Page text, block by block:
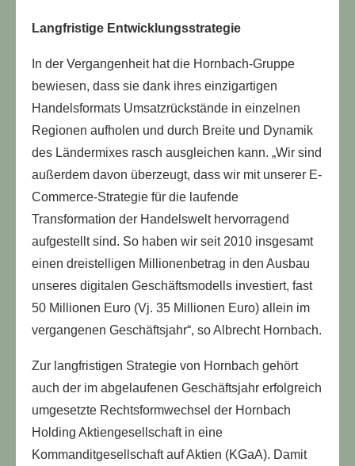
Langfristige Entwicklungsstrategie
In der Vergangenheit hat die Hornbach-Gruppe
bewiesen, dass sie dank ihres einzigartigen
Handelsformats Umsatzrückstände in einzelnen
Regionen aufholen und durch Breite und Dynamik
des Ländermixes rasch ausgleichen kann. „Wir sind
außerdem davon überzeugt, dass wir mit unserer E-
Commerce-Strategie für die laufende
Transformation der Handelswelt hervorragend
aufgestellt sind. So haben wir seit 2010 insgesamt
einen dreistelligen Millionenbetrag in den Ausbau
unseres digitalen Geschäftsmodells investiert, fast
50 Millionen Euro (Vj. 35 Millionen Euro) allein im
vergangenen Geschäftsjahr“, so Albrecht Hornbach.
Zur langfristigen Strategie von Hornbach gehört
auch der im abgelaufenen Geschäftsjahr erfolgreich
umgesetzte Rechtsformwechsel der Hornbach
Holding Aktiengesellschaft in eine
Kommanditgesellschaft auf Aktien (KGaA). Damit